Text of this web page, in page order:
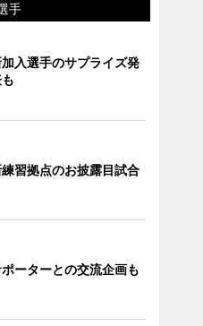
手
加入選手のサプライズ発
練習拠点のお披露目試合
ーターとの交流企画も